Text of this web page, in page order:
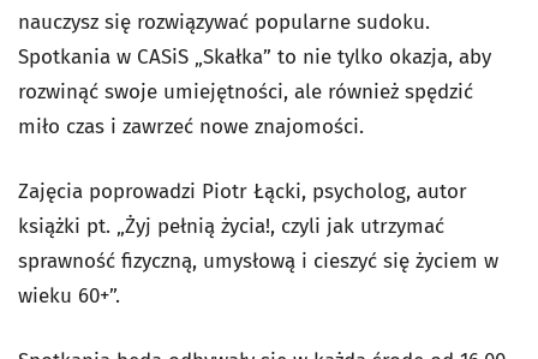
nauczysz się rozwiązywać popularne sudoku.
Spotkania w CASiS „Skałka” to nie tylko okazja, aby
rozwinąć swoje umiejętności, ale również spędzić
miło czas i zawrzeć nowe znajomości.
Zajęcia poprowadzi Piotr Łącki, psycholog, autor
książki pt. „Żyj pełnią życia!, czyli jak utrzymać
sprawność fizyczną, umysłową i cieszyć się życiem w
wieku 60+”.